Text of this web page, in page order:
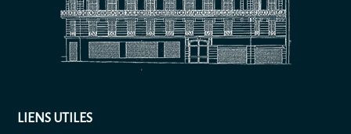
LIENS UTILES